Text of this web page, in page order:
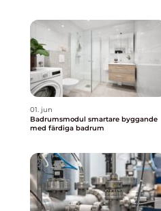
01. jun
Badrumsmodul smartare byggande
med färdiga badrum